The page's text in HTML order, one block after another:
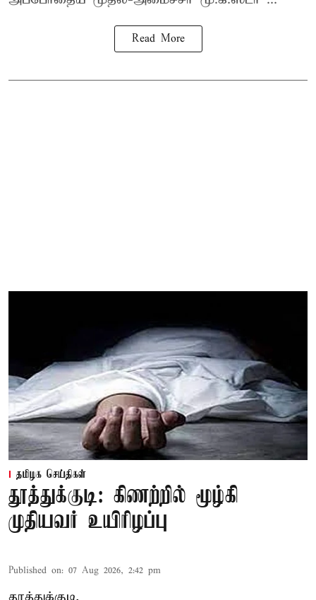
Read More
தமிழக செய்திகள்
தூத்துக்குடி: கிணற்றில் மூழ்கி
முதியவர் உயிரிழப்பு
Published on: 07 Aug 2026, 2:42 pm
தூத்துக்குடி,